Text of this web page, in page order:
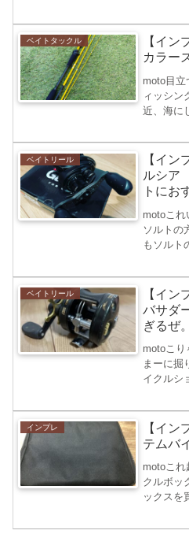
チニン
かなと思
バス釣
グ用にし
ベイトタックル
【イン
カラー
moto目立
ィッシン
近、海に
考えで
結果全く
ッシン
ト用に購
ベイトリール
【イン
ルシア
トにお
motoこれ
ソルトの
もソルト
ていま
を使用し
揃えた
で、ベ
ベイトリール
【イ
バサダ
ぎるぜ
motoこり
まーに掘
イクルシ
で見つ
インプレ
【イ
テムバ
motoこれ
クルボッ
ックスを
有能な
きました